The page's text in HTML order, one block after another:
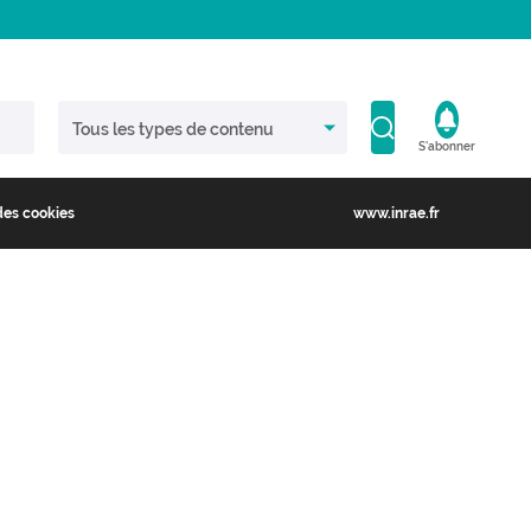
S'abonner
cookies www.inrae.fr